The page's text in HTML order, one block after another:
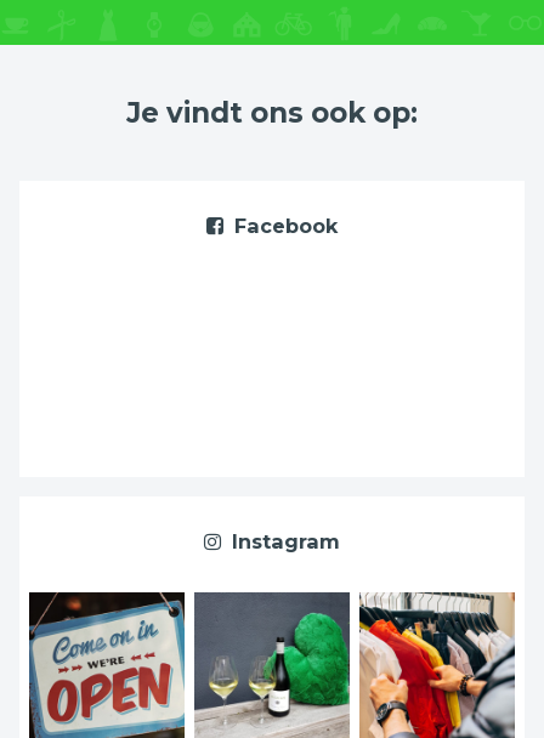
Je vindt ons ook op:
Facebook
Instagram